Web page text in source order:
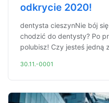
odkrycie 2020!
dentysta cieszynNie bój
chodzić do dentysty? Po
polubisz! Czy jesteś jedną
30.11.-0001